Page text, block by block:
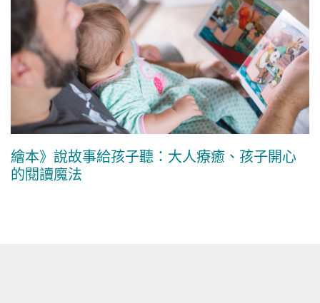
繪本》說故事給孩子聽：大人療癒、孩子開心
的閱讀魔法